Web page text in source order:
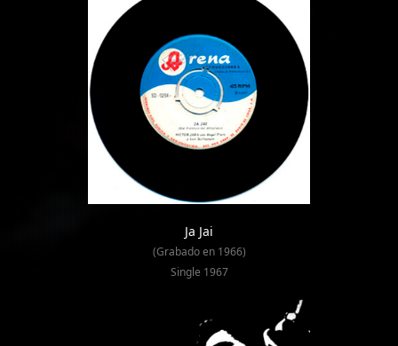
Ja Jai
(Grabado en 1966)
Single 1967